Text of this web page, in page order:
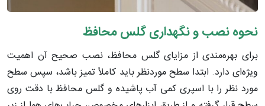
نحوه نصب و نگهداری گلس محافظ
برای بهره‌مندی از مزایای گلس محافظ، نصب صحیح آن اهمیت
ویژه‌ای دارد. ابتدا سطح موردنظر باید کاملاً تمیز باشد، سپس سطح
مورد نظر را با اسپری کمی آب پاشیده و گلس محافظ با دقت روی